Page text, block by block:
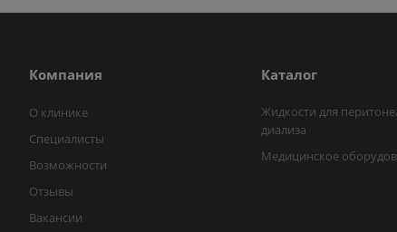
Компания
О клинике
Специалисты
Возможности
Отзывы
Вакансии
Каталог
Жидкости для
диализа
Медицинское